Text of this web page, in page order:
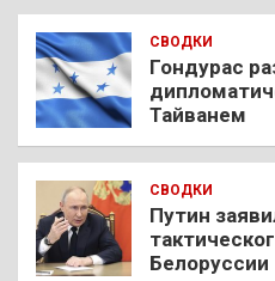
СВОДКИ
Гондурас
Тайванем
СВОДКИ
Путин
Белоруссии